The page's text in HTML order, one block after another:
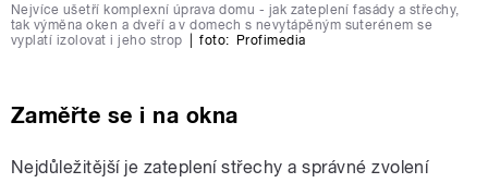
Nejvíce ušetří komplexní úprava domu - jak zateplení fasády a střechy,
tak výměna oken a dveří a v domech s nevytápěným suterénem se
vyplatí izolovat i jeho strop
foto: Profimedia
Zaměřte se i na okna
Nejdůležitější je zateplení střechy a správné zvolení